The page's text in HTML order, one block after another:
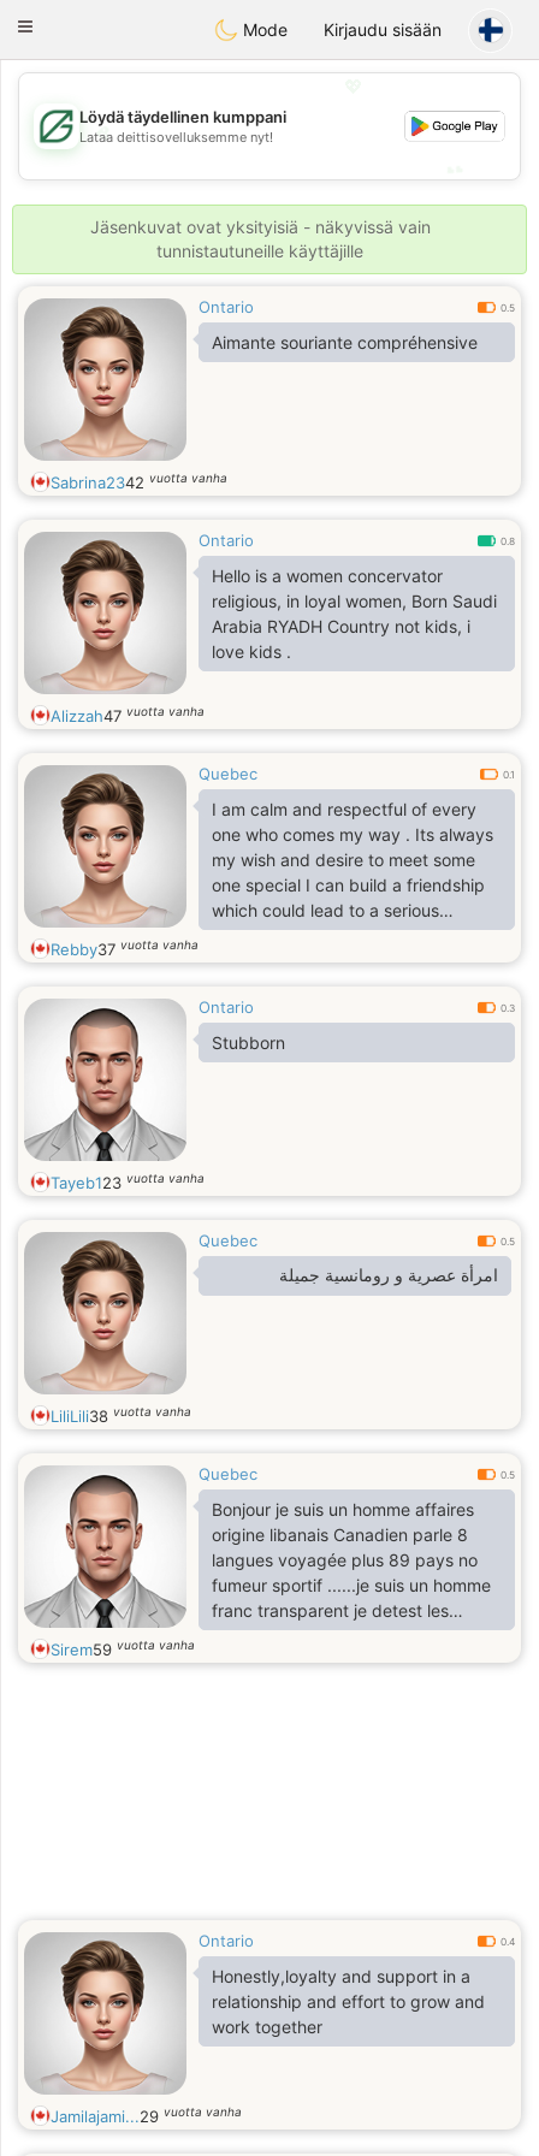
GulfDating
Toggle
Mode Kirjaudu sisään
💖
💕
Löydä täydellinen kumppani
Lataa deittisovelluksemme nyt!
Jäsenkuvat ovat yksityisiä - näkyvissä vain
tunnistautuneille käyttäjille
Ontario 0.5
Aimante souriante compréhensive
Sabrina2342 vuotta vanha
Ontario 0.8
Hello is a women concervator
religious, in loyal women, Born Saudi
Arabia RYADH Country not kids, i
love kids .
Alizzah47 vuotta vanha
Quebec 0.1
I am calm and respectful of every
one who comes my way . Its always
my wish and desire to meet some
one special I can build a friendship
which could lead to a serious
relationship. I am in my thirties and
would be pleased enjoy my life here
special man.
Rebby37 vuotta vanha
Ontario 0.3
Stubborn
Tayeb123 vuotta vanha
Quebec 0.5
امرأة عصرية و رومانسية جميلة
LiliLili38 vuotta vanha
Quebec 0.5
Bonjour je suis un homme affaires
origine libanais Canadien parle 8
langues voyagée plus 89 pays no
fumeur sportif ......je suis un homme
franc transparent je detest les
mensonges et les menteurs merci
Sirem59 vuotta vanha
Ontario 0.4
Honestly,loyalty and support in a
relationship and effort to grow and
work together
Jamilajami...29 vuotta vanha